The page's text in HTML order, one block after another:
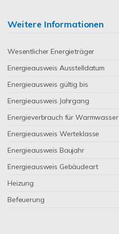
Weitere Informationen
Wesentlicher Energieträger
Energieausweis Ausstelldatum
Energieausweis gültig bis
Energieausweis Jahrgang
Energieverbrauch für Warmwasser
Energieausweis Werteklasse
Energieausweis Baujahr
Energieausweis Gebäudeart
Heizung
Befeuerung